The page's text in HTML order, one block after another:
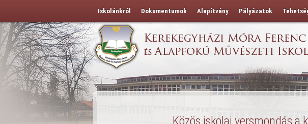
Iskolánkról Dokumentumok Alapítvány Pályázatok
Közös iskolai versmondás a